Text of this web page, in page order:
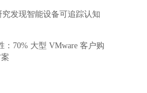
究发现智能设备可追踪认知
：70% 大型 VMware 客户购